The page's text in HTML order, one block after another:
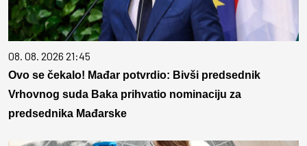
08. 08. 2026 21:45
Ovo se čekalo! Mađar potvrdio: Bivši predsednik
Vrhovnog suda Baka prihvatio nominaciju za
predsednika Mađarske